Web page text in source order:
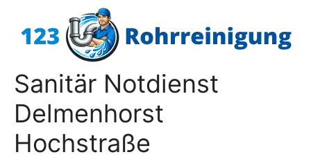
Inhalt
Sanitär Notdienst
Delmenhorst
Hochstraße